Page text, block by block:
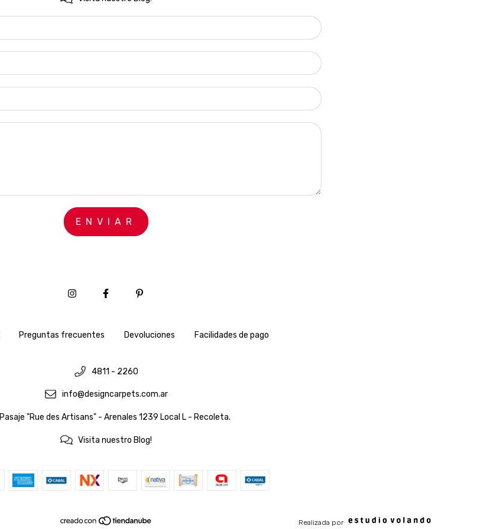
Preguntas frecuentes Devoluciones Facilidades de pago
4811 - 2260
info@designcarpets.com.ar
Pasaje "Rue des Artisans" - Arenales 1239 Local L - Recoleta.
Visita nuestro Blog!
Realizada por